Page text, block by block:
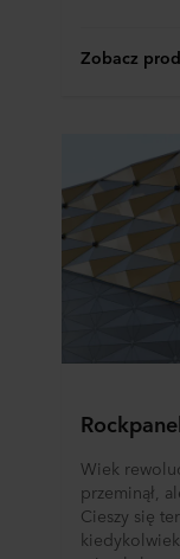
Zobacz
Wiek
przeminął,
Cieszy się